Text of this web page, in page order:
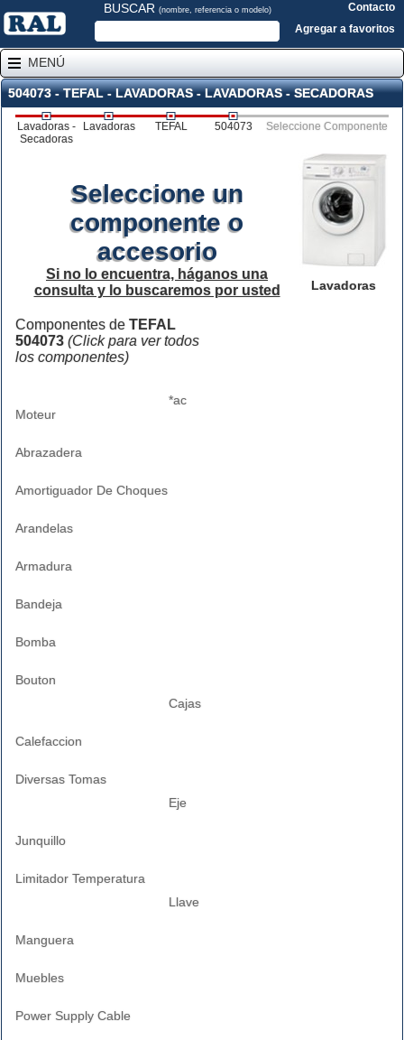
BUSCAR (nombre, referencia o modelo)
Contacto
Agregar a favoritos
MENÚ
504073 - TEFAL - LAVADORAS - LAVADORAS - SECADORAS
Lavadoras -
Secadoras
Lavadoras TEFAL 504073 Seleccione Componente
Lavadoras
Seleccione un
componente o
accesorio
Si no lo encuentra, háganos una
consulta y lo buscaremos por usted
Componentes de TEFAL
504073 (Click para ver todos
los componentes)
*ac
Moteur
Abrazadera
Amortiguador De Choques
Arandelas
Armadura
Bandeja
Bomba
Bouton
Cajas
Calefaccion
Diversas Tomas
Eje
Junquillo
Limitador Temperatura
Llave
Manguera
Muebles
Power Supply Cable